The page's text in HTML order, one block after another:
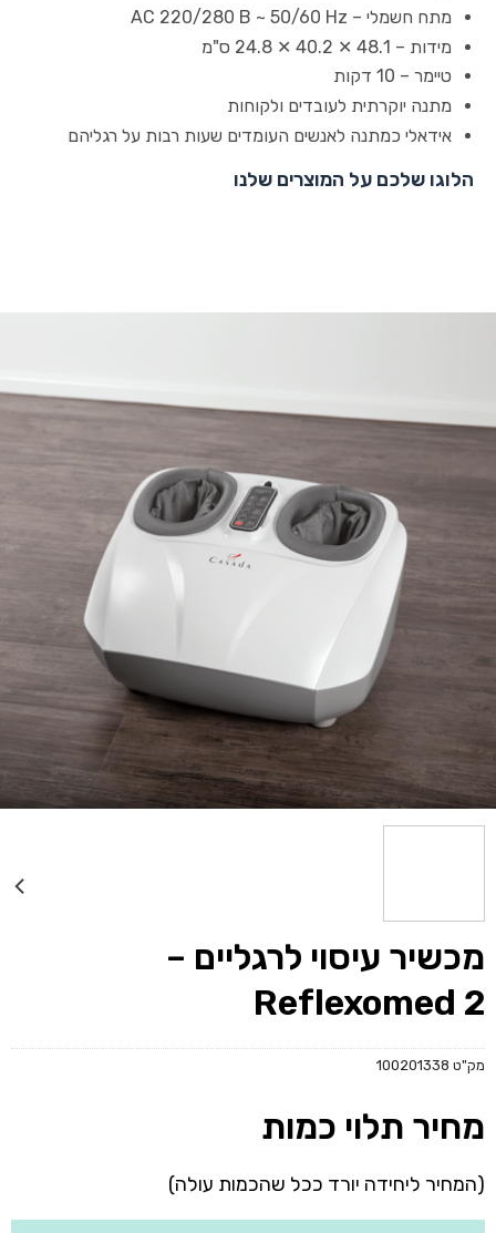
מתח חשמלי – AC 220/280 В ~ 50/60 Hz
מידות – 48.1 ✕ 40.2 ✕ 24.8 ס"מ
טיימר – 10 דקות
מתנה יוקרתית לעובדים ולקוחות
אידאלי כמתנה לאנשים העומדים שעות רבות על רגליהם
הלוגו שלכם על המוצרים שלנו
מכשיר עיסוי לרגליים –
Reflexomed 2
מק"ט 100201338
מחיר תלוי כמות
(המחיר ליחידה יורד ככל שהכמות עולה)